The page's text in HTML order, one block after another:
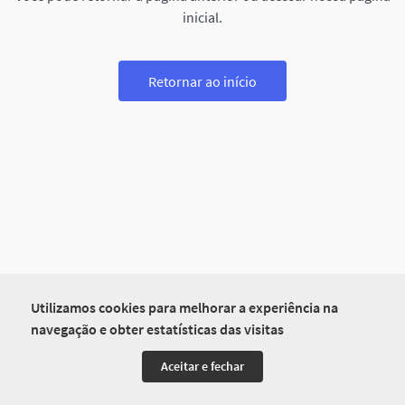
Utilizamos cookies para melhorar a experiência na
navegação e obter estatísticas das visitas
Aceitar e fechar
inicial.
Retornar ao início